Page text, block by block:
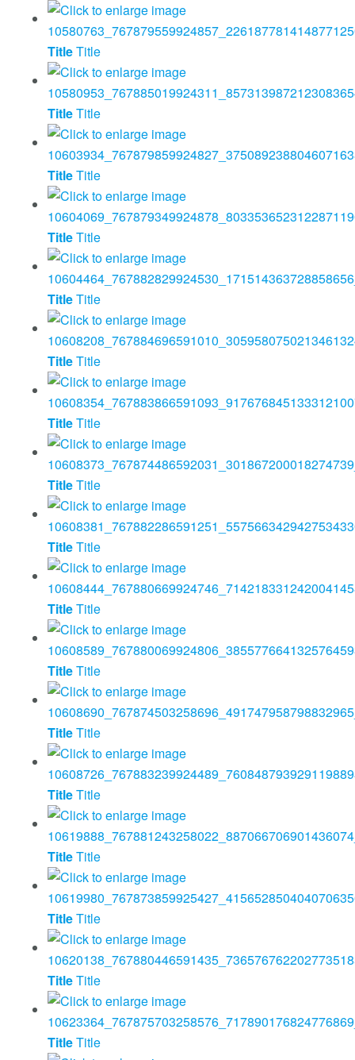
TitleTitle
TitleTitle
TitleTitle
TitleTitle
TitleTitle
TitleTitle
TitleTitle
TitleTitle
TitleTitle
TitleTitle
TitleTitle
TitleTitle
TitleTitle
TitleTitle
TitleTitle
TitleTitle
TitleTitle